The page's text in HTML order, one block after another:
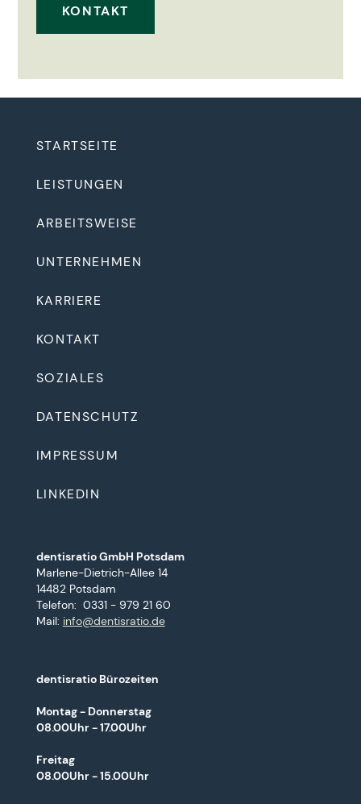
KONTAKT
STARTSEITE
LEISTUNGEN
ARBEITSWEISE
UNTERNEHMEN
KARRIERE
KONTAKT
SOZIALES
DATENSCHUTZ
IMPRESSUM
LINKEDIN
dentisratio GmbH Potsdam
Marlene-Dietrich-Allee 14
14482 Potsdam
Telefon: 0331 - 979 21 60
Mail: info@dentisratio.de
dentisratio Bürozeiten
Montag - Donnerstag
08.00Uhr - 17.00Uhr
Freitag
08.00Uhr - 15.00Uhr